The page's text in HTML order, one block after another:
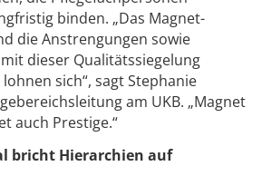
binden. „Das Magnet-
die Anstrengungen sowie
dieser Qualitätssiegelung
sich“, sagt Stephanie
am UKB. „Magnet
auch Prestige.“
bricht Hierarchien auf